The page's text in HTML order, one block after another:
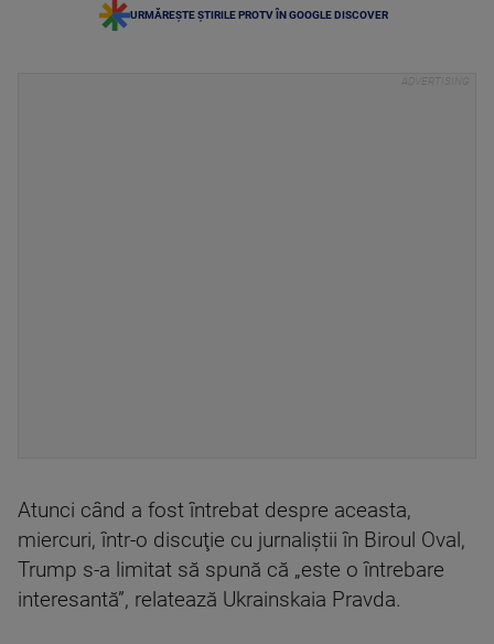
URMĂREȘTE ȘTIRILE PROTV ÎN GOOGLE DISCOVER
Atunci când a fost întrebat despre aceasta,
miercuri, într-o discuţie cu jurnaliştii în Biroul Oval,
Trump s-a limitat să spună că „este o întrebare
interesantă”, relatează Ukrainskaia Pravda.